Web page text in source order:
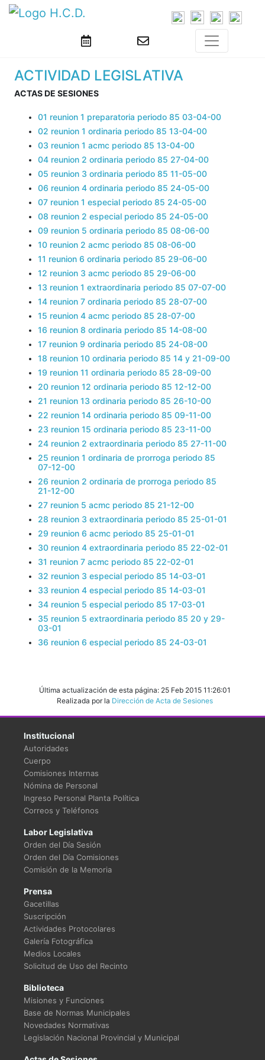
ACTIVIDAD LEGISLATIVA
ACTAS DE SESIONES
01 reunion 1 preparatoria periodo 85 03-04-00
02 reunion 1 ordinaria periodo 85 13-04-00
03 reunion 1 acmc periodo 85 13-04-00
04 reunion 2 ordinaria periodo 85 27-04-00
05 reunion 3 ordinaria periodo 85 11-05-00
06 reunion 4 ordinaria periodo 85 24-05-00
07 reunion 1 especial periodo 85 24-05-00
08 reunion 2 especial periodo 85 24-05-00
09 reunion 5 ordinaria periodo 85 08-06-00
10 reunion 2 acmc periodo 85 08-06-00
11 reunion 6 ordinaria periodo 85 29-06-00
12 reunion 3 acmc periodo 85 29-06-00
13 reunion 1 extraordinaria periodo 85 07-07-00
14 reunion 7 ordinaria periodo 85 28-07-00
15 reunion 4 acmc periodo 85 28-07-00
16 reunion 8 ordinaria periodo 85 14-08-00
17 reunion 9 ordinaria periodo 85 24-08-00
18 reunion 10 ordinaria periodo 85 14 y 21-09-00
19 reunion 11 ordinaria periodo 85 28-09-00
20 reunion 12 ordinaria periodo 85 12-12-00
21 reunion 13 ordinaria periodo 85 26-10-00
22 reunion 14 ordinaria periodo 85 09-11-00
23 reunion 15 ordinaria periodo 85 23-11-00
24 reunion 2 extraordinaria periodo 85 27-11-00
25 reunion 1 ordinaria de prorroga periodo 85
07-12-00
26 reunion 2 ordinaria de prorroga periodo 85
21-12-00
27 reunion 5 acmc periodo 85 21-12-00
28 reunion 3 extraordinaria periodo 85 25-01-01
29 reunion 6 acmc periodo 85 25-01-01
30 reunion 4 extraordinaria periodo 85 22-02-01
31 reunion 7 acmc periodo 85 22-02-01
32 reunion 3 especial periodo 85 14-03-01
33 reunion 4 especial periodo 85 14-03-01
34 reunion 5 especial periodo 85 17-03-01
35 reunion 5 extraordinaria periodo 85 20 y 29-
03-01
36 reunion 6 especial periodo 85 24-03-01
Última actualización de esta página: 25 Feb 2015 11:26:01
Realizada por la Dirección de Acta de Sesiones
Institucional
Autoridades
Cuerpo
Comisiones Internas
Nómina de Personal
Ingreso Personal Planta Política
Correos y Teléfonos
Labor Legislativa
Orden del Día Sesión
Orden del Día Comisiones
Comisión de la Memoria
Prensa
Gacetillas
Suscripción
Actividades Protocolares
Galería Fotográfica
Medios Locales
Solicitud de Uso del Recinto
Biblioteca
Misiones y Funciones
Base de Normas Municipales
Novedades Normativas
Legislación Nacional Provincial y Municipal